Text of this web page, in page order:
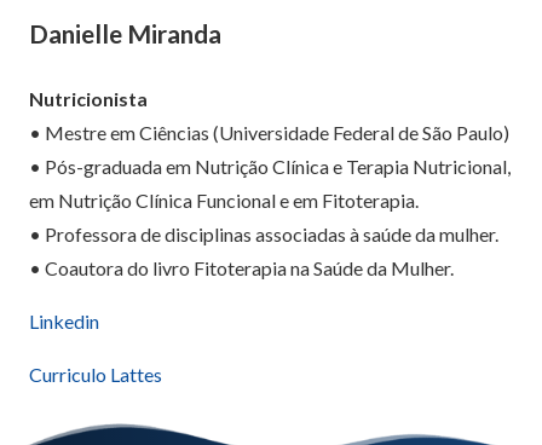
Danielle Miranda
Nutricionista
• Mestre em Ciências (Universidade Federal de São Paulo)
• Pós-graduada em Nutrição Clínica e Terapia Nutricional,
em Nutrição Clínica Funcional e em Fitoterapia.
• Professora de disciplinas associadas à saúde da mulher.
• Coautora do livro Fitoterapia na Saúde da Mulher.
Linkedin
Curriculo Lattes